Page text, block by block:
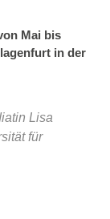
Mai bis
in der
Lisa
für